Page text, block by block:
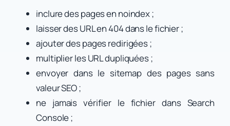
inclure des pages en noindex ;
laisser des URL en 404 dans le fichier ;
ajouter des pages redirigées ;
multiplier les URL dupliquées ;
envoyer dans le sitemap des pages sans
valeur SEO ;
ne jamais vérifier le fichier dans Search
Console ;